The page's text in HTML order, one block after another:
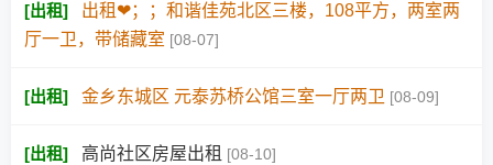
[出租]
出租❤；️；和谐佳苑北区三楼，108平方，两室两
厅一卫，带储藏室 [08-07]
[出租] 金乡东城区 元泰苏桥公馆三室一厅两卫 [08-09]
[出租] 高尚社区房屋出租 [08-10]